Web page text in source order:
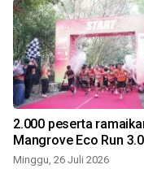
2.000 peserta
Mangrove Eco Run 3.0
Minggu, 26 Juli 2026